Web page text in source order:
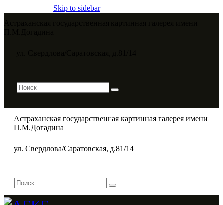
Skip to sidebar
Астраханская государственная картинная галерея имени
П.М.Догадина​
ул. Свердлова/Саратовская, д.81/14